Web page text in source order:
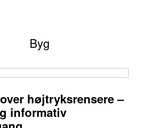
Byg
højtryksrensere –
informativ